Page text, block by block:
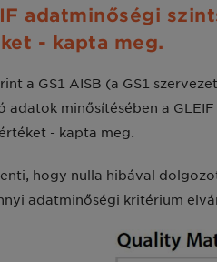
adatminőségi
- kapta meg.
a GS1 AISB (a GS1
adatok minősítésében a
- kapta meg.
hogy nulla hibával
adatminőségi kritérium